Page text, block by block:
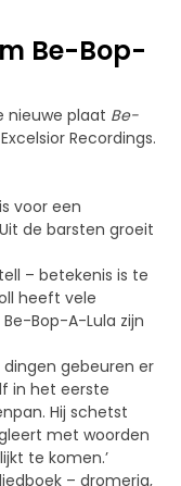
Be-Bop-
nieuwe plaat Be-
Recordings.
voor een
de barsten groeit
– betekenis is te
heeft vele
Bop-A-Lula zijn
gebeuren er
in het eerste
Hij schetst
met woorden
te komen.’
liedboek – dromerig,